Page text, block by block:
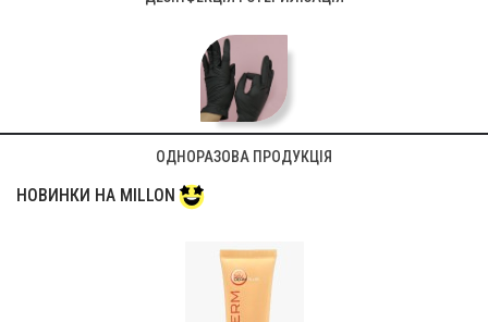
ОДНОРАЗОВА ПРОДУКЦІЯ
НОВИНКИ НА MILLON